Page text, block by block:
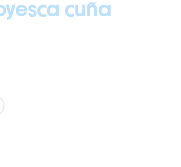
cuña